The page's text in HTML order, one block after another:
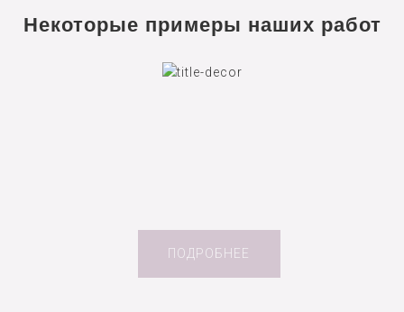
Некоторые примеры наших работ
ПОДРОБНЕЕ